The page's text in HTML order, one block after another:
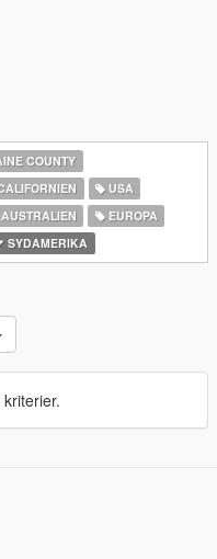
COUNTY
USA
EUROPA
SYDAMERIKA